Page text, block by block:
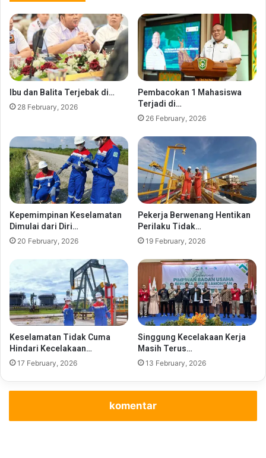
Ibu dan Balita Terjebak di…
28 February, 2026
Pembacokan 1 Mahasiswa
Terjadi di…
26 February, 2026
Kepemimpinan Keselamatan
Dimulai dari Diri…
20 February, 2026
Pekerja Berwenang Hentikan
Perilaku Tidak…
19 February, 2026
Keselamatan Tidak Cuma
Hindari Kecelakaan…
17 February, 2026
Singgung Kecelakaan Kerja
Masih Terus…
13 February, 2026
komentar